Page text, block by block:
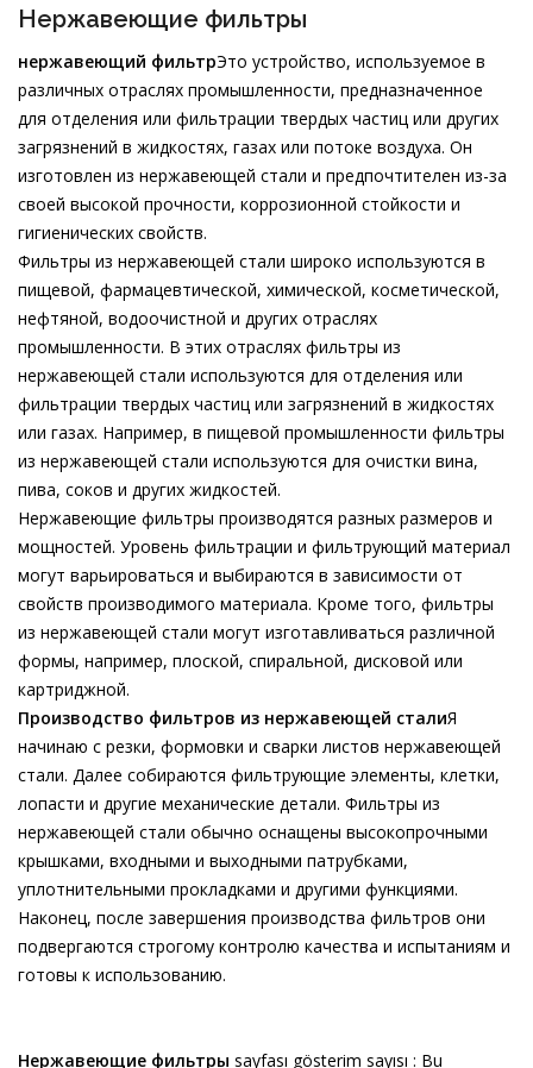
Нержавеющие фильтры
нержавеющий фильтрЭто устройство, используемое в
различных отраслях промышленности, предназначенное
для отделения или фильтрации твердых частиц или других
загрязнений в жидкостях, газах или потоке воздуха. Он
изготовлен из нержавеющей стали и предпочтителен из-за
своей высокой прочности, коррозионной стойкости и
гигиенических свойств.
Фильтры из нержавеющей стали широко используются в
пищевой, фармацевтической, химической, косметической,
нефтяной, водоочистной и других отраслях
промышленности. В этих отраслях фильтры из
нержавеющей стали используются для отделения или
фильтрации твердых частиц или загрязнений в жидкостях
или газах. Например, в пищевой промышленности фильтры
из нержавеющей стали используются для очистки вина,
пива, соков и других жидкостей.
Нержавеющие фильтры производятся разных размеров и
мощностей. Уровень фильтрации и фильтрующий материал
могут варьироваться и выбираются в зависимости от
свойств производимого материала. Кроме того, фильтры
из нержавеющей стали могут изготавливаться различной
формы, например, плоской, спиральной, дисковой или
картриджной.
Производство фильтров из нержавеющей сталиЯ
начинаю с резки, формовки и сварки листов нержавеющей
стали. Далее собираются фильтрующие элементы, клетки,
лопасти и другие механические детали. Фильтры из
нержавеющей стали обычно оснащены высокопрочными
крышками, входными и выходными патрубками,
уплотнительными прокладками и другими функциями.
Наконец, после завершения производства фильтров они
подвергаются строгому контролю качества и испытаниям и
готовы к использованию.
Нержавеющие фильтры sayfası gösterim sayısı : Bu